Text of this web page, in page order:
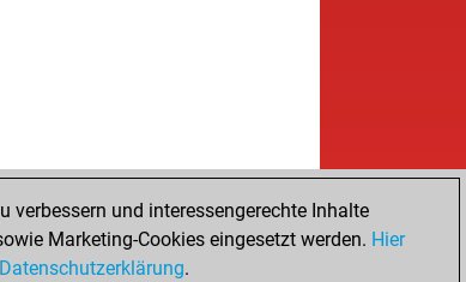
verbessern und interessengerechte Inhalte
Marketing-Cookies eingesetzt werden. Hier
Datenschutzerklärung.